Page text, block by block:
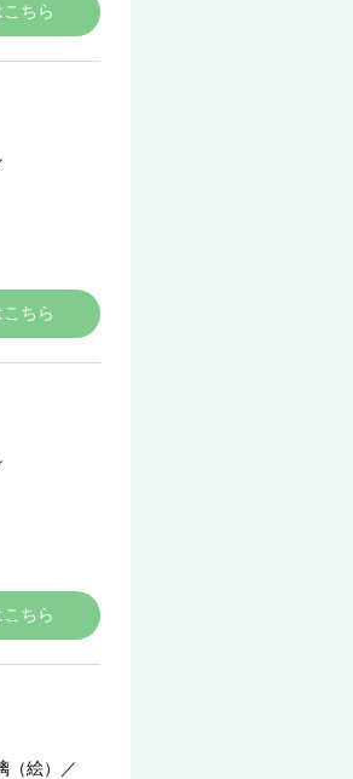
ちら
ちら
ちら
（絵）
／